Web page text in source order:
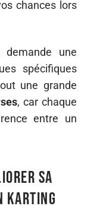
chances lors
demande une
spécifiques
une grande
, car chaque
entre un
sa
karting